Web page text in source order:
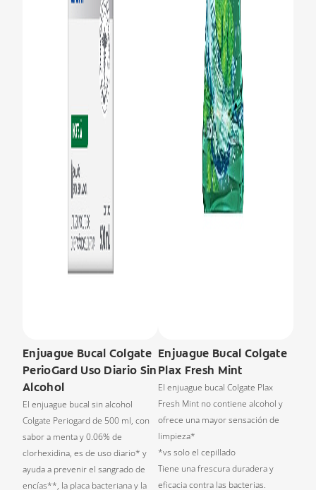
Enjuague Bucal Colgate
PerioGard Uso Diario Sin
Alcohol
El enjuague bucal sin alcohol
Colgate Periogard de 500 ml, con
sabor a menta y 0.06% de
clorhexidina, es de uso diario* y
ayuda a prevenir el sangrado de
encías**, la placa bacteriana y la
Enjuague Bucal Colgate
Plax Fresh Mint
El enjuague bucal Colgate Plax
Fresh Mint no contiene alcohol y
ofrece una mayor sensación de
limpieza*
*vs solo el cepillado
Tiene una frescura duradera y
eficacia contra las bacterias.